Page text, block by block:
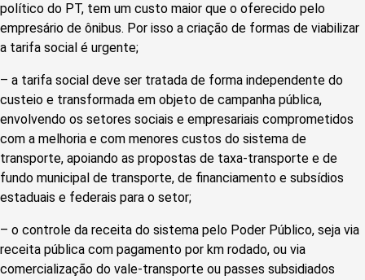
político do PT, tem um custo maior que o oferecido pelo
empresário de ônibus. Por isso a criação de formas de viabilizar
a tarifa social é urgente;
– a tarifa social deve ser tratada de forma independente do
custeio e transformada em objeto de campanha pública,
envolvendo os setores sociais e empresariais comprometidos
com a melhoria e com menores custos do sistema de
transporte, apoiando as propostas de taxa-transporte e de
fundo municipal de transporte, de financiamento e subsídios
estaduais e federais para o setor;
– o controle da receita do sistema pelo Poder Público, seja via
receita pública com pagamento por km rodado, ou via
comercialização do vale-transporte ou passes subsidiados